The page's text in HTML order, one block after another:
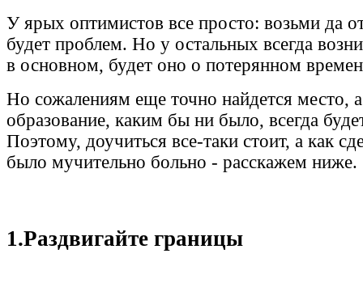
У ярых оптимистов все просто: возьми да
будет проблем. Но у остальных всегда
в основном, будет оно о потерянном
Но сожалениям еще точно найдется место,
образование, каким бы ни было, всегда
Поэтому, доучиться все-таки стоит, а как
было мучительно больно - расскажем ниже.
1.Раздвигайте границы